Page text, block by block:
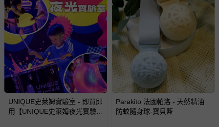
非以有形媒介提供之數位內容或一經提供即為完成之線
上服務，經消費者事先同意始提供（例如線上課程、遊
戲或活動點數等）。
已拆封之以下類型商品：
-個人衛生用品（例如尿布、貼身衣物、泳裝、襪子、地
墊、寢具類等）。
-新生兒親膚衣物（嬰幼兒包巾與背巾、包屁衣、學習
褲、紗布衣等）。
帶束縛衣、餐搖椅等）。
-其他原廠盒裝商品封口處已貼上「不可拆封」，或具警
UNIQUE史萊姆實驗室 - 即買即
用【UNIQUE史萊姆夜光實驗室
Parakito 法國帕洛 - 天然精油
防蚊隨身球-寶貝藍